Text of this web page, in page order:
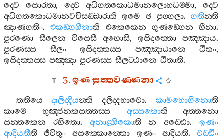
ද‍්වෙ
සොරතා, ද‍්වෙ අධිගතකොධමානලොභධම‍්මා, ද‍්වෙ
අධිගතකොධමානවචීසඞ‍්ඛාරාති ඉමෙ ඡ පුග‍්ගලා. ගතින‍්ති
ඤාණගතිං.එකඞ‍්ගහීනාති එකෙකෙන ගුණඞ‍්ගෙන හීනා.
පූරණො
සීලෙන විසෙසී අහොසි, ඉසිදත‍්තො පඤ‍්ඤාය.
පූරණස‍්ස
සීලං ඉසිදත‍්තස‍්ස පඤ‍්ඤාඨානෙ ඨිතං,
ඉසිදත‍්තස‍්ස පඤ‍්ඤා පූරණස‍්ස සීලට‍්ඨානෙ ඨිතාති.
3.ඉණසුත‍්තවණ‍්ණනා
තතියෙ දාලිද‍්දියන‍්ති දලිද‍්දභාවො.කාමභොගිනොති
කාමෙ
භුඤ‍්ජනකසත‍්තස‍්ස.අස‍්සකොති
අත‍්තනො
සන‍්තකෙන
රහිතො. අනාළ‍්හිකොති න අඩ‍්ඪො.ඉණං
ආදියතීති ජීවිතුං අසක‍්කොන‍්තො ඉණං ආදියති.වඩ‍්ඪිං